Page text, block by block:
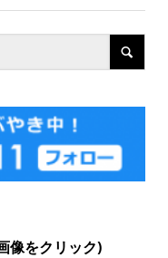
像をクリック)